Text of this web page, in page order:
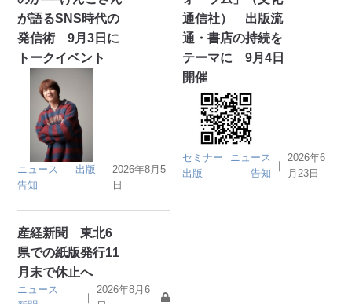
が語るSNS時代の
発信術 9月3日に
トークイベント
ニュース
出版
告知
｜
2026年8月5
日
通信社） 出版流
通・書店の持続を
テーマに 9月4日
開催
セミナー
ニュース
出版
告知
｜
2026年6
月23日
産経新聞 東北6
県での紙版発行11
月末で休止へ
ニュース
｜
2026年8月6